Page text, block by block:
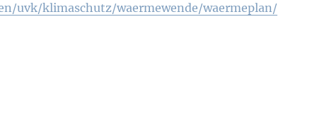
uvk/klimaschutz/waermewende/waermeplan/